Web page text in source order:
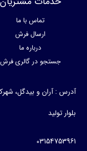
تماس با ما
ارسال فرش
درباره ما
جستجو در گالری فرش
آدرس : آران و بیدگل، شهرک
بلوار تولید
03154753961